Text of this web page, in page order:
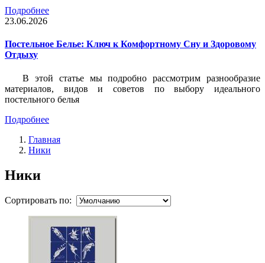
Подробнее
23.06.2026
Постельное Белье: Ключ к Комфортному Сну и Здоровому
Отдыху
В этой статье мы подробно рассмотрим разнообразие
материалов, видов и советов по выбору идеального
постельного белья
Подробнее
Главная
Ники
Ники
Сортировать по: